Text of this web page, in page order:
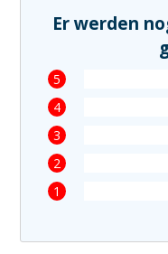
Er werden
5
4
3
2
1